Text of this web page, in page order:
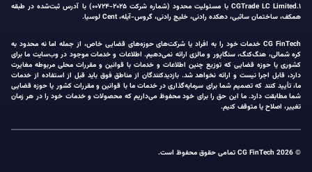
۱.CGTrade LC Limited با مسئولیت محدود (شماره شرکت ۲۰۲۵-۰۰۷۲۴) با آدرس ثبت‌شده در طبقه
همکف، ساختمان ساثبی، دهکده رادنی، خلیج رادنی، گروس-آیله، Cent لوسیا.
CG FinTech خدمات خود را به افراد یا شرکت‌های حوزه‌های قضایی خاص، از جمله اما نه محدود به
کره شمالی، هنگ‌کنگ، سنگاپور و مالزی ارائه نمی‌دهیم. اطلاعات و خدمات موجود در وب‌سایت ما برای
کشوری یا حوزه قضایی که توزیع چنین اطلاعات و خدمات با قوانین و مقررات محلی مربوطه مغایرت
دارد، قابل اجرا نیست و ارائه نخواهد شد. بازدیدکنندگان از مناطق فوق باید قبل از استفاده از خدمات
ما، تأیید کنند که تصمیم شما برای سرمایه‌گذاری در خدمات ما با قوانین و مقررات کشور یا حوزه قضایی
شما مطابقت دارد. ما این حق را برای خود محفوظ می‌داریم که محصولات و خدمات خود را در هر زمان
تغییر، اصلاح یا متوقف کنیم.
© 2026 CG FinTech تمامی حقوق محفوظ است.